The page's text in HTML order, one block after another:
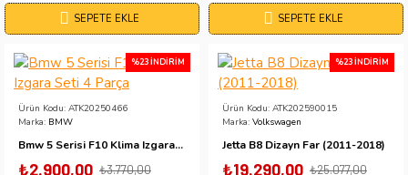
SEPETE EKLE SEPETE EKLE
%23 İNDIRIM
Ürün Kodu: ATK20250466
Marka: BMW
Bmw 5 Serisi F10 Klima Izgara Seti 4 Parça
₺2.900,00 ₺3.770,00
%23 İNDIRIM
Ürün Kodu: ATK202590015
Marka: Volkswagen
Jetta B8 Dizayn Far (2011-2018)
₺19.290,00 ₺25.077,00